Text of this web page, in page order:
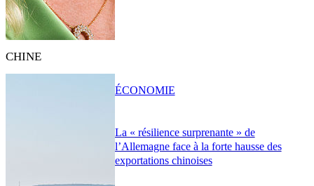
CHINE
La « résilience surprenante » de
l’Allemagne face à la forte hausse des
exportations chinoises
ÉCONOMIE